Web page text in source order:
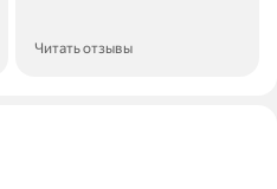
Читать отзывы